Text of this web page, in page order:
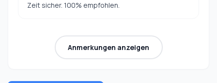
Zeit sicher. 100% empfohlen.
Anmerkungen anzeigen